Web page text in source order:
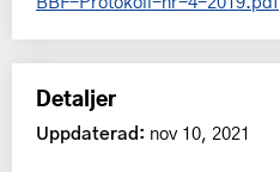
Detaljer
Uppdaterad: nov 10, 2021